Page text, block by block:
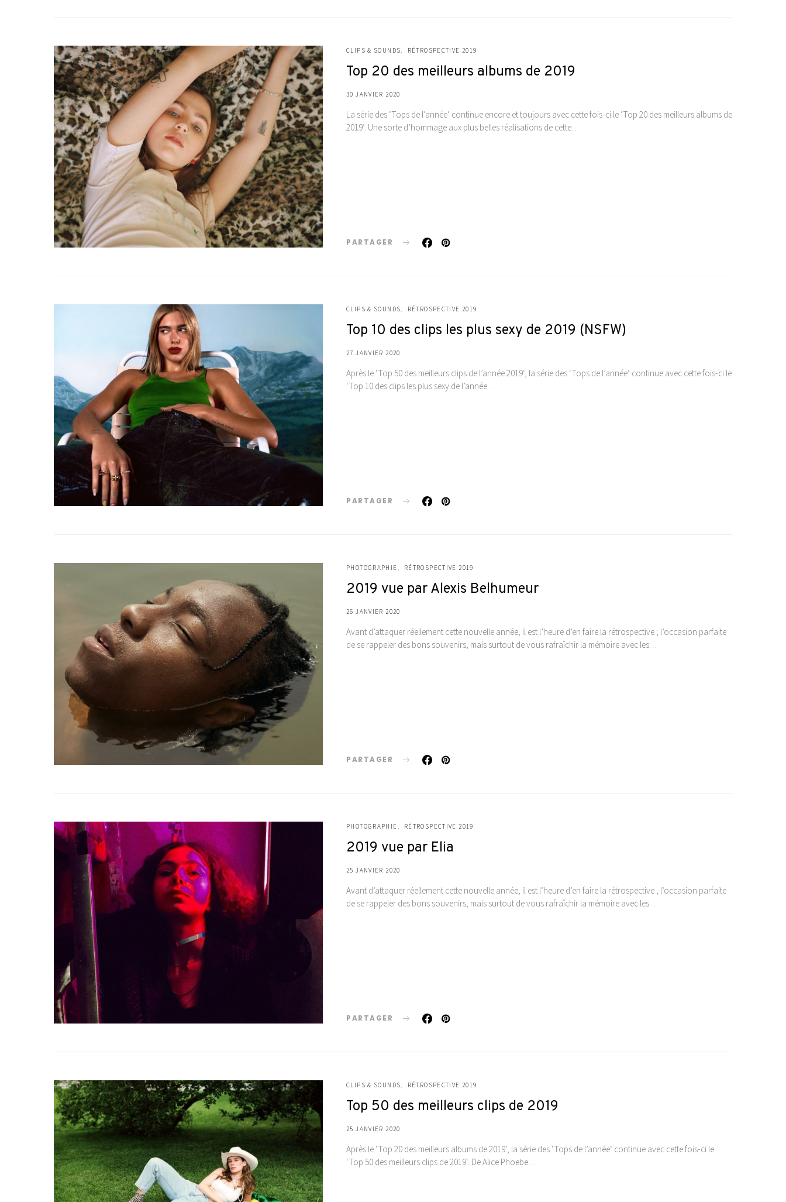
CLIPS & SOUNDS RÉTROSPECTIVE 2019
Top 20 des meilleurs albums de 2019
30 JANVIER 2020
La série des ‘Tops de l’année‘ continue encore et toujours avec cette fois-ci le ‘Top 20 des meilleurs albums de
2019‘. Une sorte d’hommage aux plus belles réalisations de cette…
PARTAGER
CLIPS & SOUNDS RÉTROSPECTIVE 2019
Top 10 des clips les plus sexy de 2019 (NSFW)
27 JANVIER 2020
Après le ‘Top 50 des meilleurs clips de l’année 2019‘, la série des ‘Tops de l’année‘ continue avec cette fois-ci le
‘Top 10 des clips les plus sexy de l’année…
PARTAGER
PHOTOGRAPHIE RÉTROSPECTIVE 2019
2019 vue par Alexis Belhumeur
26 JANVIER 2020
Avant d’attaquer réellement cette nouvelle année, il est l’heure d’en faire la rétrospective ; l’occasion parfaite
de se rappeler des bons souvenirs, mais surtout de vous rafraîchir la mémoire avec les…
PARTAGER
PHOTOGRAPHIE RÉTROSPECTIVE 2019
2019 vue par Elia
25 JANVIER 2020
Avant d’attaquer réellement cette nouvelle année, il est l’heure d’en faire la rétrospective ; l’occasion parfaite
de se rappeler des bons souvenirs, mais surtout de vous rafraîchir la mémoire avec les…
PARTAGER
CLIPS & SOUNDS RÉTROSPECTIVE 2019
Top 50 des meilleurs clips de 2019
25 JANVIER 2020
Après le ‘Top 20 des meilleurs albums de 2019‘, la série des ‘Tops de l’année‘ continue avec cette fois-ci le
‘Top 50 des meilleurs clips de 2019‘. De Alice Phoebe…